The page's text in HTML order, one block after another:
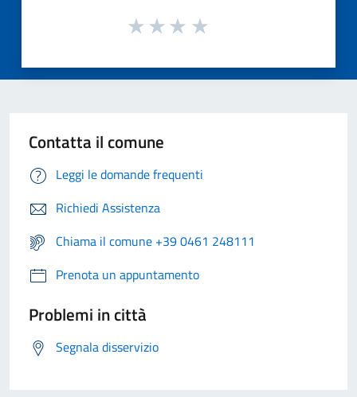
Contatta il comune
Leggi le domande frequenti
Richiedi Assistenza
Chiama il comune +39 0461 248111
Prenota un appuntamento
Problemi in città
Segnala disservizio